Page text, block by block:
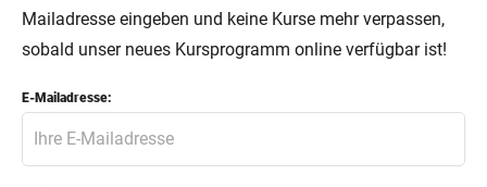
Mailadresse eingeben und keine Kurse mehr verpassen,
sobald unser neues Kursprogramm online verfügbar ist!
E-Mailadresse: